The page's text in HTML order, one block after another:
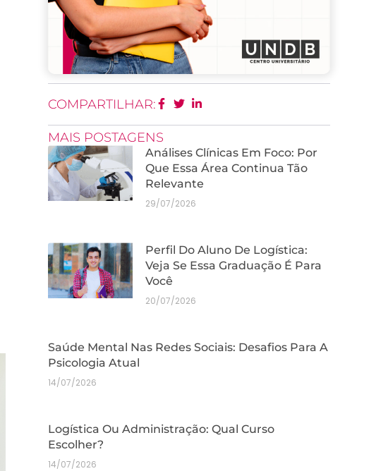
COMPARTILHAR:
MAIS POSTAGENS
Análises Clínicas Em Foco: Por
Que Essa Área Continua Tão
Relevante
29/07/2026
Perfil Do Aluno De Logística:
Veja Se Essa Graduação É Para
Você
20/07/2026
Saúde Mental Nas Redes Sociais: Desafios Para A
Psicologia Atual
14/07/2026
Logística Ou Administração: Qual Curso
Escolher?
14/07/2026